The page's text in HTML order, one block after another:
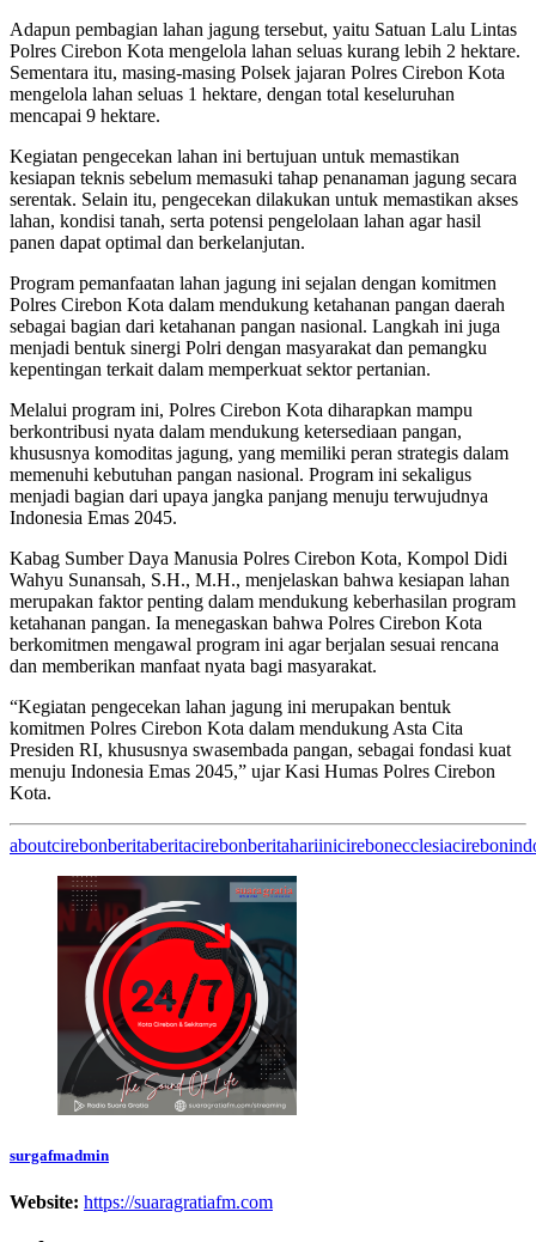
Adapun pembagian lahan jagung tersebut, yaitu Satuan Lalu Lintas
Polres Cirebon Kota mengelola lahan seluas kurang lebih 2 hektare.
Sementara itu, masing-masing Polsek jajaran Polres Cirebon Kota
mengelola lahan seluas 1 hektare, dengan total keseluruhan
mencapai 9 hektare.
Kegiatan pengecekan lahan ini bertujuan untuk memastikan
kesiapan teknis sebelum memasuki tahap penanaman jagung secara
serentak. Selain itu, pengecekan dilakukan untuk memastikan akses
lahan, kondisi tanah, serta potensi pengelolaan lahan agar hasil
panen dapat optimal dan berkelanjutan.
Program pemanfaatan lahan jagung ini sejalan dengan komitmen
Polres Cirebon Kota dalam mendukung ketahanan pangan daerah
sebagai bagian dari ketahanan pangan nasional. Langkah ini juga
menjadi bentuk sinergi Polri dengan masyarakat dan pemangku
kepentingan terkait dalam memperkuat sektor pertanian.
Melalui program ini, Polres Cirebon Kota diharapkan mampu
berkontribusi nyata dalam mendukung ketersediaan pangan,
khususnya komoditas jagung, yang memiliki peran strategis dalam
memenuhi kebutuhan pangan nasional. Program ini sekaligus
menjadi bagian dari upaya jangka panjang menuju terwujudnya
Indonesia Emas 2045.
Kabag Sumber Daya Manusia Polres Cirebon Kota, Kompol Didi
Wahyu Sunansah, S.H., M.H., menjelaskan bahwa kesiapan lahan
merupakan faktor penting dalam mendukung keberhasilan program
ketahanan pangan. Ia menegaskan bahwa Polres Cirebon Kota
berkomitmen mengawal program ini agar berjalan sesuai rencana
dan memberikan manfaat nyata bagi masyarakat.
“Kegiatan pengecekan lahan jagung ini merupakan bentuk
komitmen Polres Cirebon Kota dalam mendukung Asta Cita
Presiden RI, khususnya swasembada pangan, sebagai fondasi kuat
menuju Indonesia Emas 2045,” ujar Kasi Humas Polres Cirebon
Kota.
aboutcirebonberitaberitacirebonberitahariinicirebonecclesiacirebon
surgafmadmin
Website: https://suaragratiafm.com